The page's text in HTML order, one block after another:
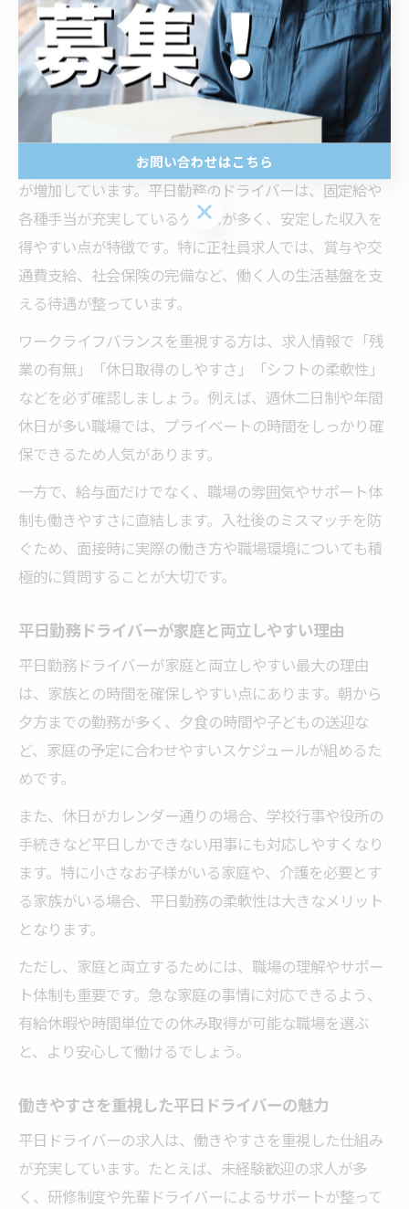
生する場合があります。急な残業やシフト変更の可能性
もあるため、求人選びの際には勤務時間や休日の取り扱
いに注意しましょう。
ワークライフバランス重視のドライバー求人事情
近年、ワークライフバランスを重視するドライバー求人
が増加しています。平日勤務のドライバーは、固定給や
各種手当が充実しているケースが多く、安定した収入を
得やすい点が特徴です。特に正社員求人では、賞与や交
通費支給、社会保険の完備など、働く人の生活基盤を支
える待遇が整っています。
ワークライフバランスを重視する方は、求人情報で「残
業の有無」「休日取得のしやすさ」「シフトの柔軟性」
などを必ず確認しましょう。例えば、週休二日制や年間
休日が多い職場では、プライベートの時間をしっかり確
保できるため人気があります。
一方で、給与面だけでなく、職場の雰囲気やサポート体
制も働きやすさに直結します。入社後のミスマッチを防
ぐため、面接時に実際の働き方や職場環境についても積
極的に質問することが大切です。
平日勤務ドライバーが家庭と両立しやすい理由
平日勤務ドライバーが家庭と両立しやすい最大の理由
は、家族との時間を確保しやすい点にあります。朝から
夕方までの勤務が多く、夕食の時間や子どもの送迎な
ど、家庭の予定に合わせやすいスケジュールが組めるた
めです。
また、休日がカレンダー通りの場合、学校行事や役所の
手続きなど平日しかできない用事にも対応しやすくなり
ます。特に小さなお子様がいる家庭や、介護を必要とす
る家族がいる場合、平日勤務の柔軟性は大きなメリット
となります。
ただし、家庭と両立するためには、職場の理解やサポー
ト体制も重要です。急な家庭の事情に対応できるよう、
有給休暇や時間単位での休み取得が可能な職場を選ぶ
と、より安心して働けるでしょう。
働きやすさを重視した平日ドライバーの魅力
平日ドライバーの求人は、働きやすさを重視した仕組み
が充実しています。たとえば、未経験歓迎の求人が多
く、研修制度や先輩ドライバーによるサポートが整って
お問い合わせはこちら
お問い合わせはこちら